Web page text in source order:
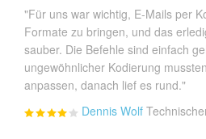
"Für uns war wichtig, E-Mails per
Formate zu bringen, und das
sauber. Die Befehle sind einfach
ungewöhnlicher Kodierung
anpassen, danach lief es rund."
Dennis Wolf